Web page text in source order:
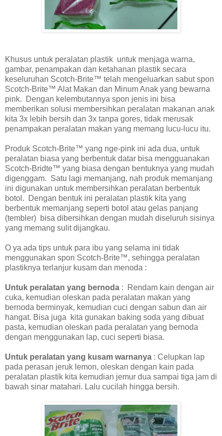
Khusus untuk peralatan plastik untuk menjaga warna,
gambar, penampakan dan ketahanan plastik secara
keseluruhan Scotch-Brite™ telah mengeluarkan sabut spon
Scotch-Brite™ Alat Makan dan Minum Anak yang bewarna
pink. Dengan kelembutannya spon jenis ini bisa
memberikan solusi membersihkan peralatan makanan anak
kita 3x lebih bersih dan 3x tanpa gores, tidak merusak
penampakan peralatan makan yang memang lucu-lucu itu.
Produk Scotch-Brite™ yang nge-pink ini ada dua, untuk
peralatan biasa yang berbentuk datar bisa mengguanakan
Scotch-Bridte™ yang biasa dengan bentuknya yang mudah
digenggam. Satu lagi memanjang, nah produk memanjang
ini digunakan untuk membersihkan peralatan berbentuk
botol. Dengan bentuk ini peralatan plastik kita yang
berbentuk memanjang seperti botol atau gelas panjang
(tembler) bisa dibersihkan dengan mudah diseluruh sisinya
yang memang sulit dijangkau.
O ya ada tips untuk para ibu yang selama ini tidak
menggunakan spon Scotch-Brite™, sehingga peralatan
plastiknya terlanjur kusam dan menoda :
Untuk peralatan yang bernoda : Rendam kain dengan air
cuka, kemudian oleskan pada peralatan makan yang
bernoda berminyak, kemudian cuci dengan sabun dan air
hangat. Bisa juga kita gunakan baking soda yang dibuat
pasta, kemudian oleskan pada peralatan yang bernoda
dengan menggunakan lap, cuci seperti biasa.
Untuk peralatan yang kusam warnanya : Celupkan lap
pada perasan jeruk lemon, oleskan dengan kain pada
peralatan plastik kita kemudian jemur dua sampai tiga jam di
bawah sinar matahari. Lalu cucilah hingga bersih.